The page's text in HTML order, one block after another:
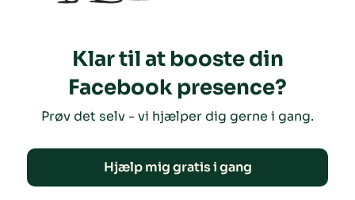
Klar til at booste din
Facebook presence?
Prøv det selv - vi hjælper dig gerne i gang.
Hjælp mig gratis i gang